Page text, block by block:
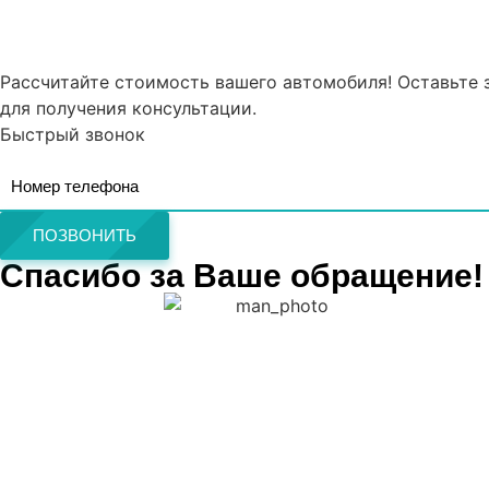
Рассчитайте стоимость вашего автомобиля! Оставьте
для получения консультации.
Быстрый звонок
ПОЗВОНИТЬ
Спасибо за Ваше обращение!